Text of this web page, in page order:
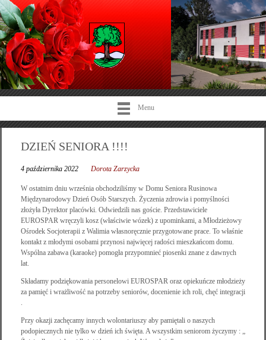
Menu
DZIEŃ SENIORA !!!!
4 października 2022 Dorota Zarzycka
W ostatnim dniu września obchodziliśmy w Domu Seniora Rusinowa
Międzynarodowy Dzień Osób Starszych. Życzenia zdrowia i pomyślności
złożyła Dyrektor placówki. Odwiedzili nas goście. Przedstawiciele
EUROSPAR wręczyli kosz (właściwie wózek) z upominkami, a Młodzieżowy
Ośrodek Socjoterapii z Walimia własnoręcznie przygotowane prace. To właśnie
kontakt z młodymi osobami przynosi najwięcej radości mieszkańcom domu.
Wspólna zabawa (karaoke) pomogła przypomnieć piosenki znane z dawnych
lat.
Składamy podziękowania personelowi EUROSPAR oraz opiekuńcze młodzieży
za pamięć i wrażliwość na potrzeby seniorów, docenienie ich roli, chęć integracji
.
Przy okazji zachęcamy innych wolontariuszy aby pamiętali o naszych
podopiecznych nie tylko w dzień ich święta. A wszystkim seniorom życzymy : „